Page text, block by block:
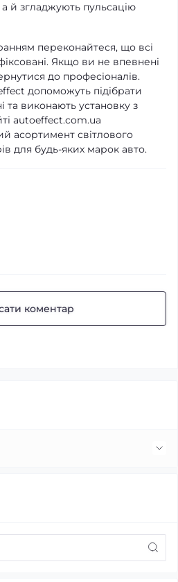
а й згладжують пульсацію
переконайтеся, що всі
Якщо ви не впевнені
до професіоналів.
допоможуть підібрати
та виконають установку з
autoeffect.com.ua
асортимент світлового
для будь-яких марок авто.
коментар